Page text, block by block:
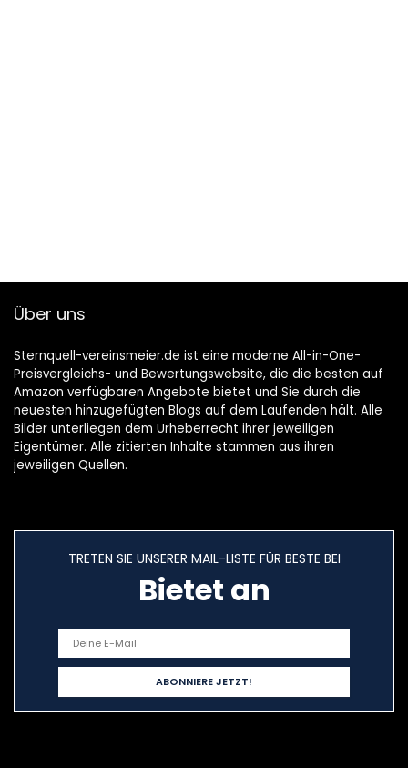
Über uns
Sternquell-vereinsmeier.de ist eine moderne All-in-One-
Preisvergleichs- und Bewertungswebsite, die die besten auf
Amazon verfügbaren Angebote bietet und Sie durch die
neuesten hinzugefügten Blogs auf dem Laufenden hält. Alle
Bilder unterliegen dem Urheberrecht ihrer jeweiligen
Eigentümer. Alle zitierten Inhalte stammen aus ihren
jeweiligen Quellen.
TRETEN SIE UNSERER MAIL-LISTE FÜR BESTE BEI
Bietet an